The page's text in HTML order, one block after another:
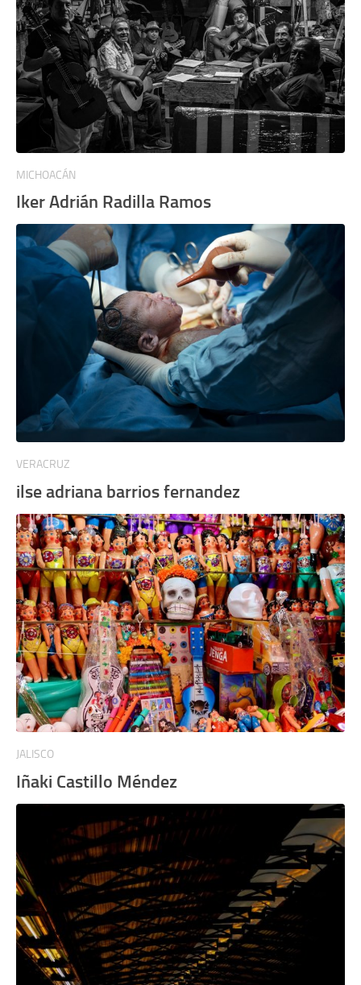
MICHOACÁN
Iker Adrián Radilla Ramos
VERACRUZ
ilse adriana barrios fernandez
JALISCO
Iñaki Castillo Méndez